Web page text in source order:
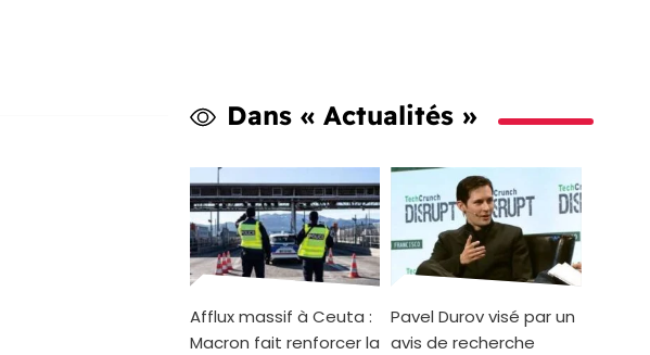
Dans « Actualités »
Afflux massif à Ceuta :
Macron fait renforcer la
Pavel Durov visé par un
avis de recherche